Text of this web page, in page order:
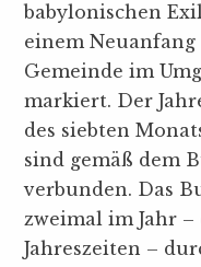
babylonischen
einem
Gemeinde im
markiert. Der
des siebten
sind gemäß dem
verbunden. Das
zweimal im Jahr
Jahreszeiten –